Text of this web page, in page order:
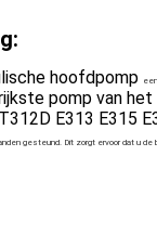
hoofdpomp
pomp van het
E313 E315
gesteund. Dit zorgt ervoor dat u